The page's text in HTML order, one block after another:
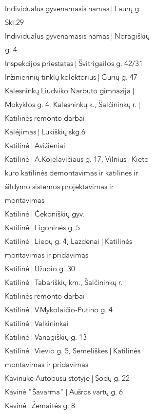
Individualus gyvenamasis namas | Laurų g.
Skl.29
Individualus gyvenamasis namas | Noragiškių
g. 4
Inspekcijos priestatas | Švitrigailos g. 42/31
Inžinierinių tinklų kolektorius | Gurių g. 47
Kalesninkų Liudviko Narbuto gimnazija |
Mokyklos g. 4, Kalesninkų k., Šalčininkų r. |
Katilinės remonto darbai
Kalėjimas | Lukiškių skg.6
Katilinė | Avižieniai
Katilinė | A.Kojelavičiaus g. 17, Vilnius | Kieto
kuro katilinės demontavimas ir katilinės ir
šildymo sistemos projektavimas ir
montavimas
Katilinė | Čekoniškių gyv.
Katilinė | Ligoninės g. 5
Katilinė | Liepų g. 4, Lazdėnai | Katilinės
montavimas ir pridavimas
Katilinė | Užupio g. 30
Katilinė | Tabariškių km., Šalčininkų r. |
Katilinės remonto darbai
Katilinė | V.Mykolaičio-Putino g. 4
Katilinė | Valkininkai
Katilinė | Vanagiškių g. 13
Katilinė | Vievio g. 5, Semeliškės | Katilinės
montavimas ir pridavimas
Kavinukė Autobusų stotyje | Sodų g. 22
Kavinė "Šavarma" | Aušros vartų g. 6
Kavinė | Žemaitės g. 8